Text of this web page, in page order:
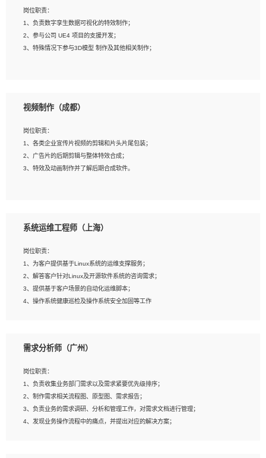
4、有良好的沟通能力和团队合作意识；
5、开发过 HoloLens 程序者优先。
岗位职责：
1、负责数字孪生数据可视化的特效制作；
2、参与公司 UE4 项目的支援开发；
3、特殊情况下参与3D模型 制作及其他相关制作；
上；
3、想象力丰富, 有一定的艺术审美深度；
4、有良好的场景特效搭建功底；
5、熟悉 3Ds Max 或者 Maya；
6、有良好的沟通能力和团队合作意识；
视频制作（成都）
岗位职责：
1、各类企业宣传片视频的剪辑和片头片尾包装；
2、广告片的后期剪辑与整体特效合成；
3、特效及动画制作并了解后期合成软件。
2、熟练使用After Effect、Photo Shop、熟练掌握视频剪辑和特效包装软件；
4、在剪辑上会思考，有一定编导思维；
5、踏实， 勤奋，愿意在工作中不断学习，提高自我；
6、能与同事友好相处。
系统运维工程师（上海）
岗位职责：
1、为客户提供基于Linux系统的运维支撑服务；
2、解答客户针对Linux及开源软件系统的咨询需求；
3、提供基于客户场景的自动化运维脚本；
4、操作系统健康巡检及操作系统安全加固等工作
1、全日制本科计算机相关专业毕业，3年以上相关工作经验；
3、熟练使用脚本语言，shell/python任一种，熟练使用Ansible
4、熟悉linux常见服务、中间件的基本原理、部署以及故障处理，如：Mysql、
Apache、Nginx、Zabbix、Kafka等
5、熟悉主流虚拟化技术，如：VMware、KVM
6、具备网络方面的基础知识，熟悉常见的网络协议，如TCP/IP，转发原理，路由优
需求分析师（广州）
岗位职责：
1、负责收集业务部门需求以及需求紧要优先级排序；
2、制作需求相关流程图、原型图、需求报告；
3、负责业务的需求调研、分析和管理工作，对需求文档进行管理；
4、发现业务操作流程中的痛点，并提出对应的解决方案；